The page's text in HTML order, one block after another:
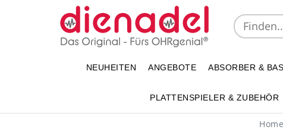
NEUHEITEN ANGEBOTE ABSORBER &
PLATTENSPIELER & ZUBEHÖR
Home